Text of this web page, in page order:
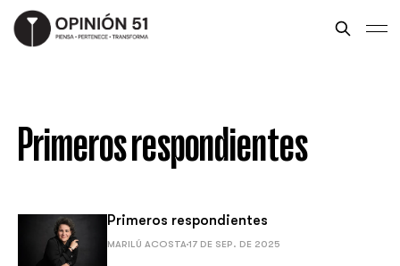
Primeros respondientes
Primeros respondientes
MARILÚ ACOSTA17 DE SEP. DE 2025